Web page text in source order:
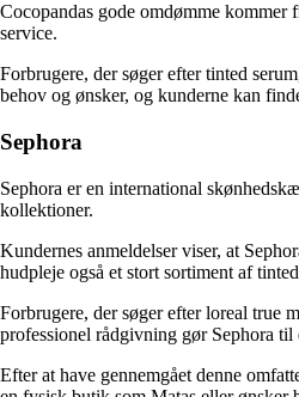
Cocopandas gode omdømme kommer
service.
Forbrugere, der søger efter tinted
behov og ønsker, og kunderne kan
Sephora
Sephora er en international
kollektioner.
Kundernes anmeldelser viser, at
hudpleje også et stort sortiment af
Forbrugere, der søger efter loreal true
professionel rådgivning gør Sephora
Efter at have gennemgået denne